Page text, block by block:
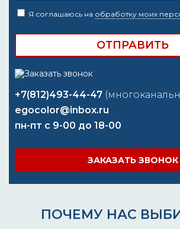
Я соглашаюсь на обработку моих
+7(812)493-44-47
egocolor@inbox.ru
пн-пт с 9-00 до 18-00
ЗАКАЗАТЬ ЗВОНОК
ПОЧЕМУ НАС